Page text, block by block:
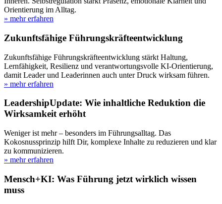
Orientierung im Alltag.
» mehr erfahren
Zukunftsfähige Führungskräfteentwicklung
Zukunftsfähige Führungskräfteentwicklung stärkt Haltung,
Lernfähigkeit, Resilienz und verantwortungsvolle KI-Orientierung,
damit Leader und Leaderinnen auch unter Druck wirksam führen.
» mehr erfahren
LeadershipUpdate: Wie inhaltliche Reduktion die
Wirksamkeit erhöht
Weniger ist mehr – besonders im Führungsalltag. Das
Kokosnussprinzip hilft Dir, komplexe Inhalte zu reduzieren und klar
zu kommunizieren.
» mehr erfahren
Mensch+KI: Was Führung jetzt wirklich wissen
muss